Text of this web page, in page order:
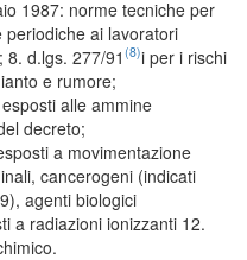
1987: norme tecniche per
periodiche ai lavoratori
8. d.lgs. 277/91 (8)i per i rischi
e rumore;
alle ammine
decreto;
a movimentazione
cancerogeni (indicati
agenti biologici
a radiazioni ionizzanti 12.